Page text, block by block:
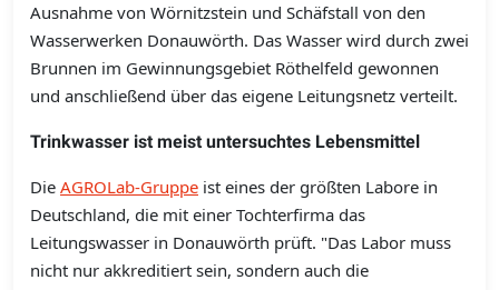
Ausnahme von Wörnitzstein und Schäfstall von den
Wasserwerken Donauwörth. Das Wasser wird durch zwei
Brunnen im Gewinnungsgebiet Röthelfeld gewonnen
und anschließend über das eigene Leitungsnetz verteilt.
Trinkwasser ist meist untersuchtes Lebensmittel
Die AGROLab-Gruppe ist eines der größten Labore in
Deutschland, die mit einer Tochterfirma das
Leitungswasser in Donauwörth prüft. "Das Labor muss
nicht nur akkreditiert sein, sondern auch die